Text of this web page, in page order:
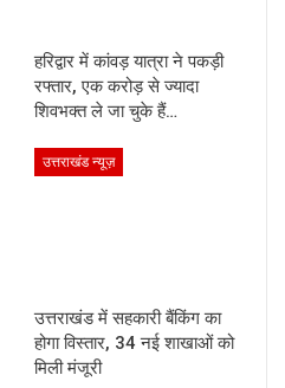
हरिद्वार में कांवड़ यात्रा ने पकड़ी
रफ्तार, एक करोड़ से ज्यादा
शिवभक्त ले जा चुके हैं…
उत्तराखंड न्यूज़
उत्तराखंड में सहकारी बैंकिंग का
होगा विस्तार, 34 नई शाखाओं को
मिली मंजूरी